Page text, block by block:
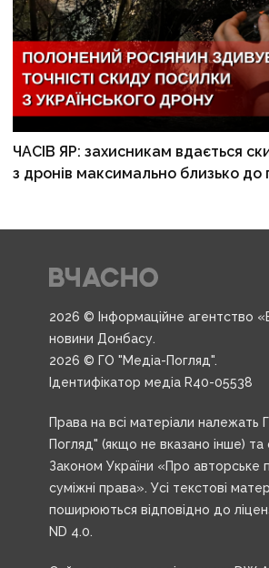
ЧАСІВ ЯР: захисникам вдається
з дронів максимально близько до
2026 © Інформаційне агентство
новини Донбасу.
2026 © ГО "Медіа-Погляд".
Ідентифікатор медіа R40-05538
Права на всі матеріали належать
Погляд" (якщо не вказано інше)
Законом України «Про авторське
суміжні права». Усі текстові
поширюються відповідно до
ND 4.0.